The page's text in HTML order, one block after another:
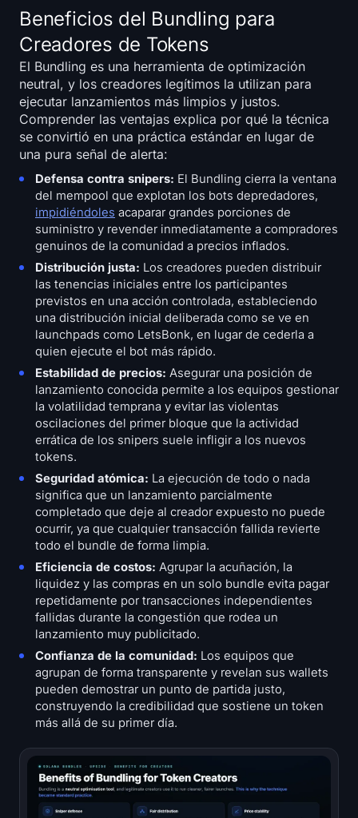
Beneficios del Bundling para
Creadores de Tokens
El Bundling es una herramienta de optimización
neutral, y los creadores legítimos la utilizan para
ejecutar lanzamientos más limpios y justos.
Comprender las ventajas explica por qué la técnica
se convirtió en una práctica estándar en lugar de
una pura señal de alerta:
Defensa contra snipers: El Bundling cierra la ventana
del mempool que explotan los bots depredadores,
impidiéndoles acaparar grandes porciones de
suministro y revender inmediatamente a compradores
genuinos de la comunidad a precios inflados.
Distribución justa: Los creadores pueden distribuir
las tenencias iniciales entre los participantes
previstos en una acción controlada, estableciendo
una distribución inicial deliberada como se ve en
launchpads como LetsBonk, en lugar de cederla a
quien ejecute el bot más rápido.
Estabilidad de precios: Asegurar una posición de
lanzamiento conocida permite a los equipos gestionar
la volatilidad temprana y evitar las violentas
oscilaciones del primer bloque que la actividad
errática de los snipers suele infligir a los nuevos
tokens.
Seguridad atómica: La ejecución de todo o nada
significa que un lanzamiento parcialmente
completado que deje al creador expuesto no puede
ocurrir, ya que cualquier transacción fallida revierte
todo el bundle de forma limpia.
Eficiencia de costos: Agrupar la acuñación, la
liquidez y las compras en un solo bundle evita pagar
repetidamente por transacciones independientes
fallidas durante la congestión que rodea un
lanzamiento muy publicitado.
Confianza de la comunidad: Los equipos que
agrupan de forma transparente y revelan sus wallets
pueden demostrar un punto de partida justo,
construyendo la credibilidad que sostiene un token
más allá de su primer día.